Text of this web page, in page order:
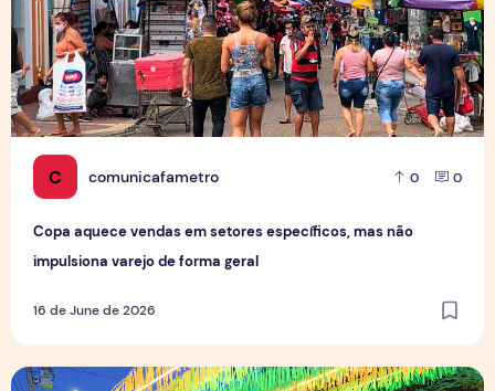
C comunicafametro 0 0
Copa aquece vendas em setores específicos, mas não
impulsiona varejo de forma geral
16 de June de 2026
Tradição das Ruas da Copa mobiliza moradores e